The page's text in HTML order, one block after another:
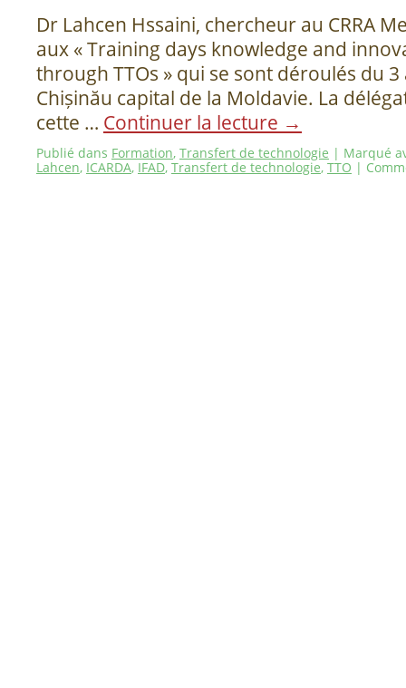
Dr Lahcen Hssaini, chercheur au CRRA
aux « Training days knowledge and
through TTOs » qui se sont déroulés du
Chișinău capital de la Moldavie. La
cette … Continuer la lecture →
Publié dans Formation, Transfert de technologie | Marqué
Lahcen, ICARDA, IFAD, Transfert de technologie, TTO |